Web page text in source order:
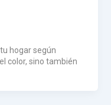
hogar según
color, sino también